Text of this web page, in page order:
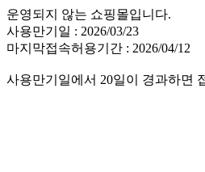
운영되지 않는 쇼핑몰입니다.
사용만기일 : 2026/03/23
마지막접속허용기간 : 2026/04/12
사용만기일에서 20일이 경과하면